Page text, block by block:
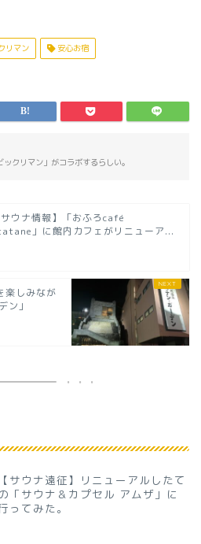
リマン 安心お宿
ックリマン」がコラボするらしい。
サウナ情報】「おふろcafé
」に館内カフェがリニューア...
楽しみなが
ン」
【サウナ遠征】リニューアルしたて
「サウナ＆カプセル アムザ」に
ってみた。